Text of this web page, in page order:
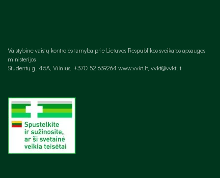
Valstybinė vaistų kontrolės tarnyba prie Lietuvos Respublikos sveikatos apsaugos
ministerijos
Studentų g. 45A, Vilnius, +370 52 639264 www.vvkt.lt, vvkt@vvkt.lt